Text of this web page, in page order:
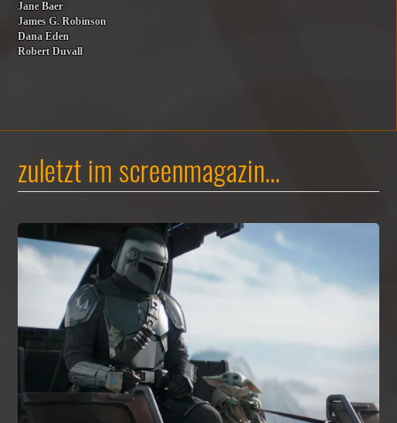
Jane Baer
James G. Robinson
Dana Eden
Robert Duvall
zuletzt im screenmagazin…